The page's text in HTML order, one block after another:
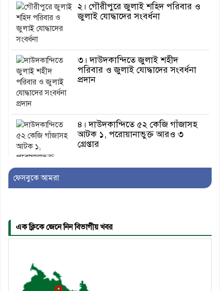
২। গৌরীপুরে জুলাই শহিদ পরিবার ও
জুলাই যোদ্ধাদের সংবর্ধনা
৩। দাউদকান্দিতে জুলাই শহীদ
পরিবার ও জুলাই যোদ্ধাদের সংবর্ধনা
প্রদান
৪। দাউদকান্দিতে ৫২ কেজি গাঁজাসহ
আটক ১, পরোয়ানাভুক্ত আরও ৩
গ্রেপ্তার
৫। মেঘনা উপজেলা বিএনপির নতুন
৬। জেলা পুলিশ সুপার থেকে সম্মাননা
ফেসবুকে আমরা
এক ক্লিকে জেনে নিন বিভাগীয় খবর